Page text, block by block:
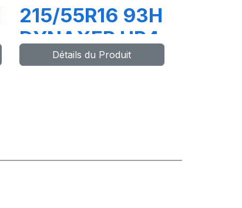
215/55R16 93H
DYNAXER HP4
Détails du Produit